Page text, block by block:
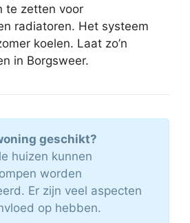
te zetten voor
radiatoren. Het systeem
koelen. Laat zo’n
in Borgsweer.
geschikt?
huizen kunnen
worden
Er zijn veel aspecten
op hebben.